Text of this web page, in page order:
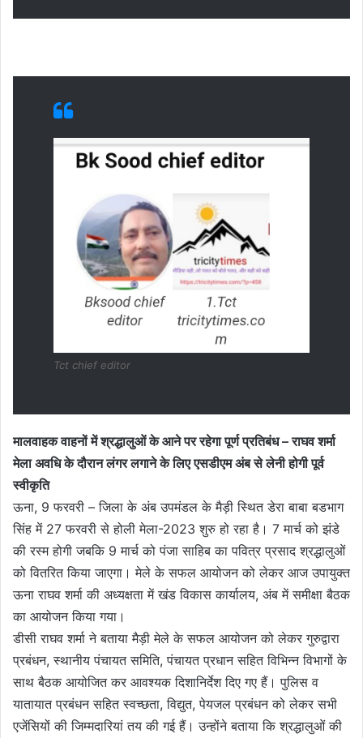
Tct chief editor
मालवाहक वाहनों में श्रद्धालुओं के आने पर रहेगा पूर्ण प्रतिबंध – राघव शर्मा
मेला अवधि के दौरान लंगर लगाने के लिए एसडीएम अंब से लेनी होगी पूर्व
स्वीकृति
ऊना, 9 फरवरी – जिला के अंब उपमंडल के मैड़ी स्थित डेरा बाबा बडभाग
सिंह में 27 फरवरी से होली मेला-2023 शुरु हो रहा है। 7 मार्च को झंडे
की रस्म होगी जबकि 9 मार्च को पंजा साहिब का पवित्र प्रसाद श्रद्धालुओं
को वितरित किया जाएगा। मेले के सफल आयोजन को लेकर आज उपायुक्त
ऊना राघव शर्मा की अध्यक्षता में खंड विकास कार्यालय, अंब में समीक्षा बैठक
का आयोजन किया गया।
डीसी राघव शर्मा ने बताया मैड़ी मेले के सफल आयोजन को लेकर गुरुद्वारा
प्रबंधन, स्थानीय पंचायत समिति, पंचायत प्रधान सहित विभिन्न विभागों के
साथ बैठक आयोजित कर आवश्यक दिशानिर्देश दिए गए हैं। पुलिस व
यातायात प्रबंधन सहित स्वच्छता, विद्युत, पेयजल प्रबंधन को लेकर सभी
एजेंसियों की जिम्मदारियां तय की गई हैं। उन्होंने बताया कि श्रद्धालुओं की